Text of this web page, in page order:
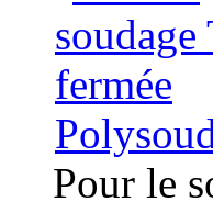
Pour le